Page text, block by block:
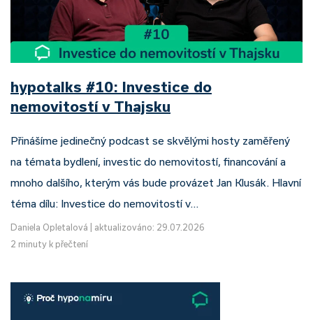
hypotalks #10: Investice do
nemovitostí v Thajsku
Přinášíme jedinečný podcast se skvělými hosty zaměřený
na témata bydlení, investic do nemovitostí, financování a
mnoho dalšího, kterým vás bude provázet Jan Klusák. Hlavní
téma dílu: Investice do nemovitostí v…
Daniela Opletalová
aktualizováno: 29.07.2026
2 minuty k přečtení